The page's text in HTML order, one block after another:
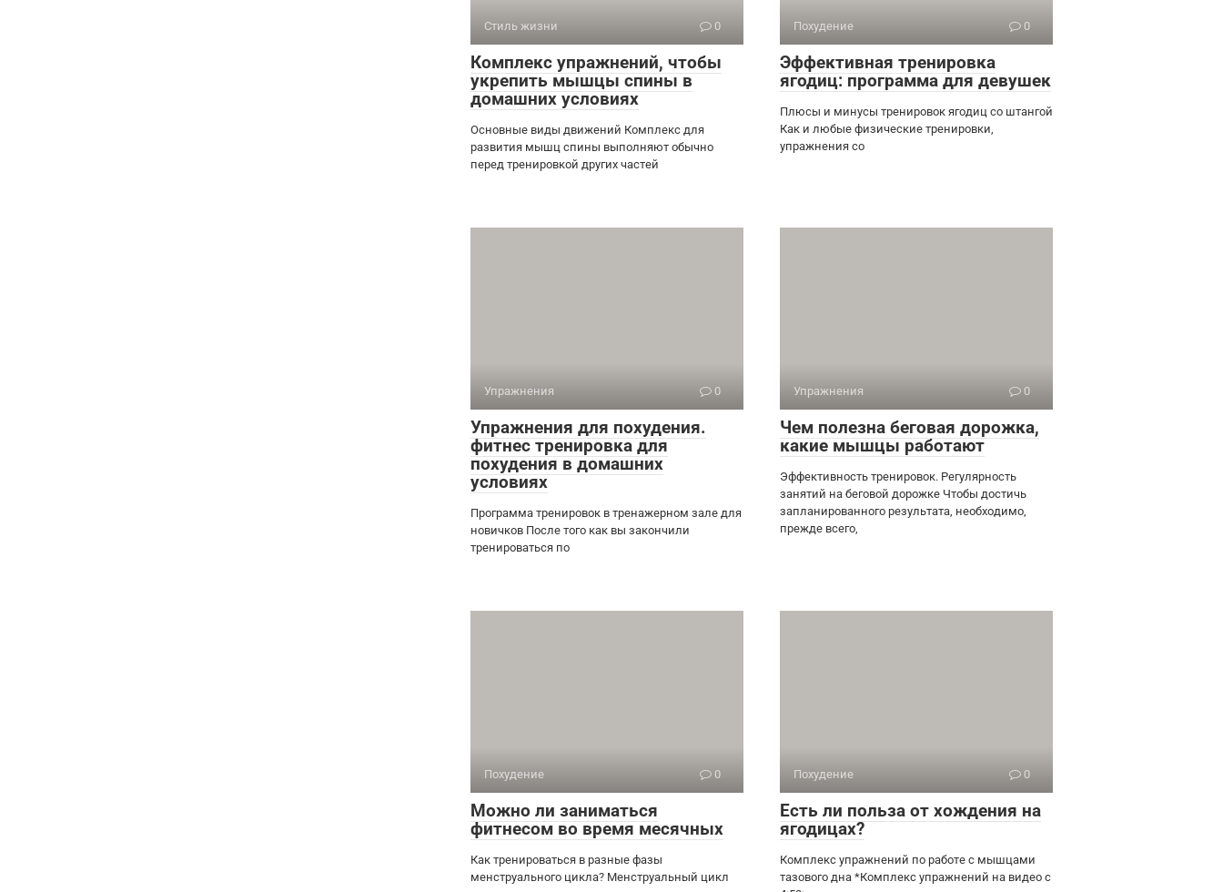
Стиль жизни 0
Комплекс упражнений, чтобы
укрепить мышцы спины в
домашних условиях
Основные виды движений Комплекс для
развития мышц спины выполняют обычно
перед тренировкой других частей
Похудение 0
Эффективная тренировка
ягодиц: программа для девушек
Плюсы и минусы тренировок ягодиц со штангой
Как и любые физические тренировки,
упражнения со
Упражнения 0
Упражнения для похудения.
фитнес тренировка для
похудения в домашних
условиях
Программа тренировок в тренажерном зале для
новичков После того как вы закончили
тренироваться по
Упражнения 0
Чем полезна беговая дорожка,
какие мышцы работают
Эффективность тренировок. Регулярность
занятий на беговой дорожке Чтобы достичь
запланированного результата, необходимо,
прежде всего,
Похудение 0
Можно ли заниматься
фитнесом во время месячных
Как тренироваться в разные фазы
менструального цикла? Менструальный цикл
Похудение 0
Есть ли польза от хождения на
ягодицах?
Комплекс упражнений по работе с мышцами
тазового дна *Комплекс упражнений на видео с